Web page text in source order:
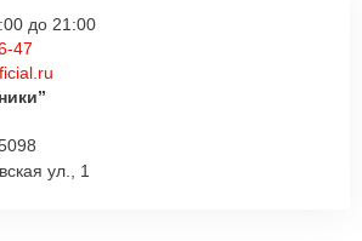
ул., 1
до 21:00
47